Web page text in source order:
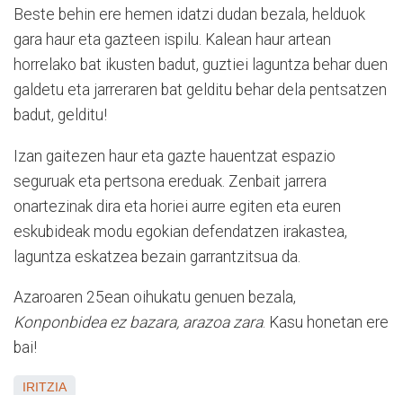
Beste behin ere hemen idatzi dudan bezala, helduok
gara haur eta gazteen ispilu. Kalean haur artean
horrelako bat ikusten badut, guztiei laguntza behar duen
galdetu eta jarreraren bat gelditu behar dela pentsatzen
badut, gelditu!
Izan gaitezen haur eta gazte hauentzat espazio
seguruak eta pertsona ereduak. Zenbait jarrera
onartezinak dira eta horiei aurre egiten eta euren
eskubideak modu egokian defendatzen irakastea,
laguntza eskatzea bezain garrantzitsua da.
Azaroaren 25ean oihukatu genuen bezala,
Konponbidea ez bazara, arazoa zara. Kasu honetan ere
bai!
IRITZIA